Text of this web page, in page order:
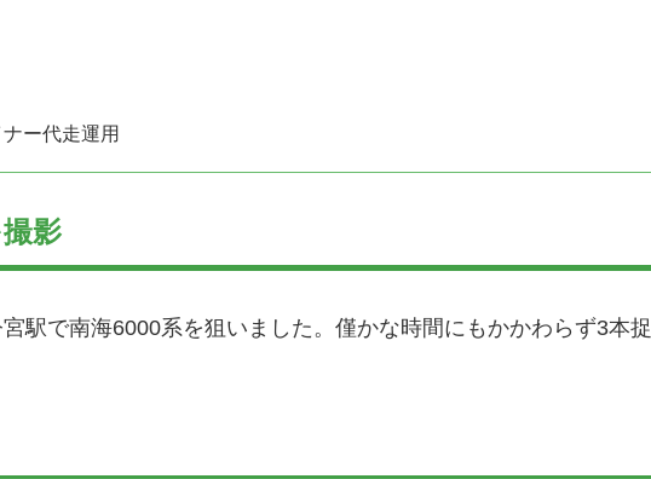
ー代走運用
影
駅で南海6000系を狙いました。僅かな時間にもかかわらず3本捉